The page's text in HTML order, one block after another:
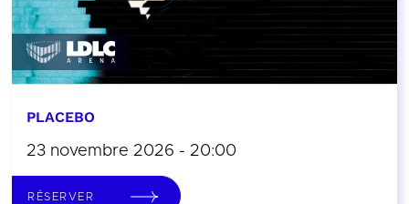
PLACEBO
23 novembre 2026 - 20:00
RÉSERVER